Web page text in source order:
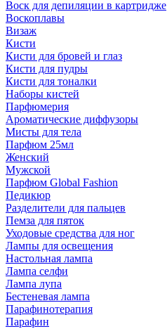
Воск для депиляции в картридже
Воскоплавы
Визаж
Кисти
Кисти для бровей и глаз
Кисти для пудры
Кисти для тоналки
Наборы кистей
Парфюмерия
Ароматические диффузоры
Мисты для тела
Парфюм 25мл
Женский
Мужской
Парфюм Global Fashion
Педикюр
Разделители для пальцев
Пемза для пяток
Уходовые средства для ног
Лампы для освещения
Настольная лампа
Лампа селфи
Лампа лупа
Бестеневая лампа
Парафинотерапия
Парафин